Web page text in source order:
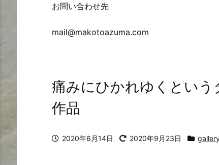
お問い合わせ先
mail@makotoazuma.com
痛みにひかれゆくとい
作品
2020年6月14日 2020年9月23日